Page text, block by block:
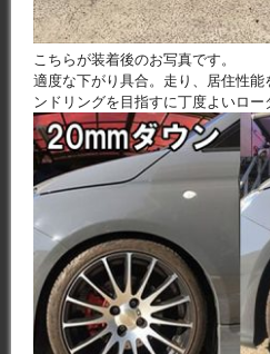
こちらが装着後のお写真です。
適度な下がり具合。走り、居住性
ンドリングを目指すに丁度よいロー